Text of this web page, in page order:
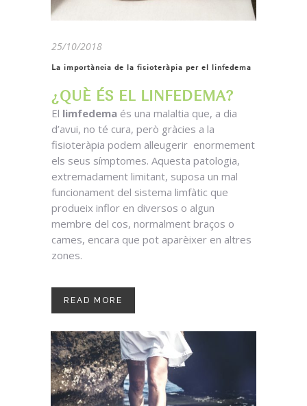
25/10/2018
La importància de la fisioteràpia per el linfedema
¿QUÈ ÉS EL LINFEDEMA?
El limfedema és una malaltia que, a dia
d’avui, no té cura, però gràcies a la
fisioteràpia podem alleugerir enormement
els seus símptomes. Aquesta patologia,
extremadament limitant, suposa un mal
funcionament del sistema limfàtic que
produeix inflor en diversos o algun
membre del cos, normalment braços o
cames, encara que pot aparèixer en altres
zones.
READ MORE